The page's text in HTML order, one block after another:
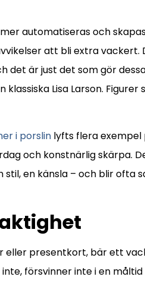
automatiseras och
att bli extra vackert.
det är just det som gör
Lisa Larson. Figurer
i porslin lyfts flera exempel
och konstnärlig skärpa.
en känsla – och blir ofta
eller presentkort, bär ett
försvinner inte i en